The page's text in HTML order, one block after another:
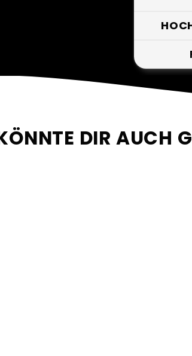
DIR AUCH